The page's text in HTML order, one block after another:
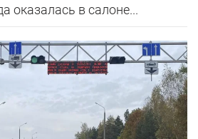
оказалась в салоне...